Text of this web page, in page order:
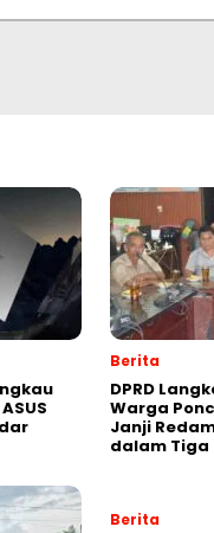
Berita
DPRD
Warga
Janji
dalam Tiga
Berita